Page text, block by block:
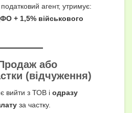
агент, утримує:
+ 1,5% військового
або
(відчуження)
вийти з ТОВ і одразу
за частку.